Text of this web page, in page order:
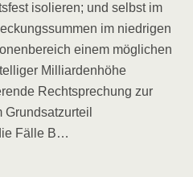
isolieren; und selbst im
im niedrigen
einem möglichen
Milliardenhöhe
Rechtsprechung zur
Fälle B…